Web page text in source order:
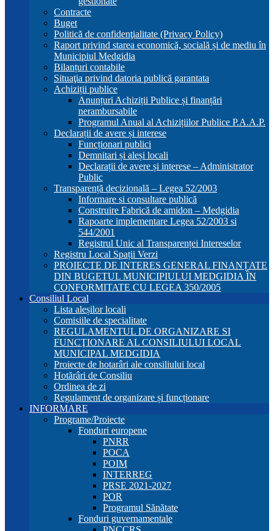
Contracte
Buget
Politică de confidenţialitate (Privacy Policy)
Raport privind starea economică, socială și de mediu în
Municipiul Medgidia
Bilanțuri contabile
Situaţia privind datoria publică garantata
Achiziții publice
Anunțuri Achiziții Publice și finanțări
nerambursabile
Programul Anual al Achizițiilor Publice P.A.A.P.
Declarații de avere și interese
Funcționari publici
Demnitari și aleși locali
Declarații de avere și interese – Administrator
Public
Transparență decizională – Legea 52/2003
Informare si consultare publică
Construire Fabrică de amidon – Medgidia
Rapoarte implementare Legea 52/2003 si
544/2001
Registrul Unic al Transparenței Intereselor
Registru Local Spații Verzi
PROIECTE DE INTERES GENERAL FINANȚATE
DIN BUGETUL MUNICIPIULUI MEDGIDIA ÎN
CONFORMITATE CU LEGEA 350/2005
Consiliul Local
Lista aleșilor locali
Comisiile de specialitate
REGULAMENTUL DE ORGANIZARE SI
FUNCŢIONARE AL CONSILIULUI LOCAL
MUNICIPAL MEDGIDIA
Proiecte de hotarâri ale consiliului local
Hotărâri de Consiliu
Ordinea de zi
Regulament de organizare și funcționare
INFORMARE
Programe/Proiecte
Fonduri europene
PNRR
POCA
POIM
INTERREG
PRSE 2021-2027
POR
Programul Sănătate
Fonduri guvernamentale